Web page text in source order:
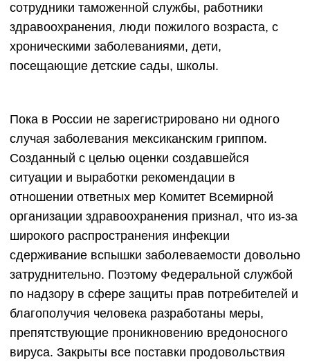
сотрудники таможенной службы, работники
здравоохранения, люди пожилого возраста, с
хроническими заболеваниями, дети,
посещающие детские сады, школы.
Пока в России не зарегистрировано ни одного
случая заболевания мексиканским гриппом.
Созданный с целью оценки создавшейся
ситуации и выработки рекомендации в
отношении ответных мер Комитет Всемирной
организации здравоохранения признал, что из-за
широкого распространения инфекции
сдерживание вспышки заболеваемости довольно
затруднительно. Поэтому Федеральной службой
по надзору в сфере защиты прав потребителей и
благополучия человека разработаны меры,
препятствующие проникновению вредоносного
вируса. Закрыты все поставки продовольствия